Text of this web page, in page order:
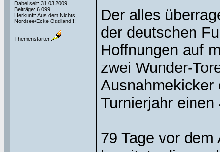
Dabei seit: 31.03.2009
Beiträge: 6.099
Herkunft: Aus dem Nichts,
Nordsee/Ecke Ossiland!!!
Themenstarter
Der alles
der deutschen
Hoffnungen auf
zwei Wunder-
Ausnahmekicker
Turnierjahr
79 Tage vor